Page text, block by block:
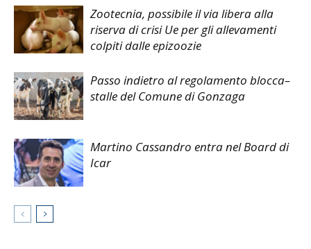
Zootecnia, possibile il via libera alla
riserva di crisi Ue per gli allevamenti
colpiti dalle epizoozie
Passo indietro al regolamento blocca–
stalle del Comune di Gonzaga
Martino Cassandro entra nel Board di
Icar